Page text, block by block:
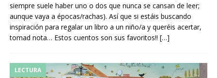
siempre suele haber uno o dos que nunca se cansan de leer;
aunque vaya a épocas/rachas). Así que si estáis buscando
inspiración para regalar un libro a un niño/a y queréis acertar,
tomad nota… Estos cuentos son sus favoritos!! […]
LECTURA